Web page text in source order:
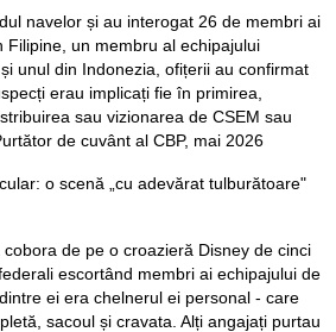
navelor și au interogat 26 de membri ai
Filipine, un membru al echipajului
unul din Indonezia, ofițerii au confirmat
erau implicați fie în primirea,
sau vizionarea de CSEM sau
de cuvânt al CBP, mai 2026
o scenă „cu adevărat tulburătoare"
de pe o croazieră Disney de cinci
escortând membri ai echipajului de
ei era chelnerul ei personal - care
sacoul și cravata. Alți angajați purtau